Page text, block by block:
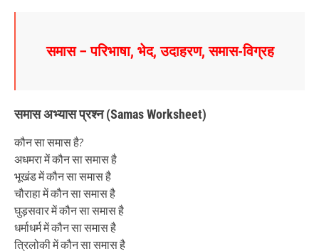
समास – परिभाषा, भेद, उदाहरण, समास-विग्रह
समास अभ्यास प्रश्न (Samas Worksheet)
कौन सा समास है?
अधमरा में कौन सा समास है
भूखंड में कौन सा समास है
चौराहा में कौन सा समास है
घुड़सवार में कौन सा समास है
धर्माधर्म में कौन सा समास है
त्रिलोकी में कौन सा समास है